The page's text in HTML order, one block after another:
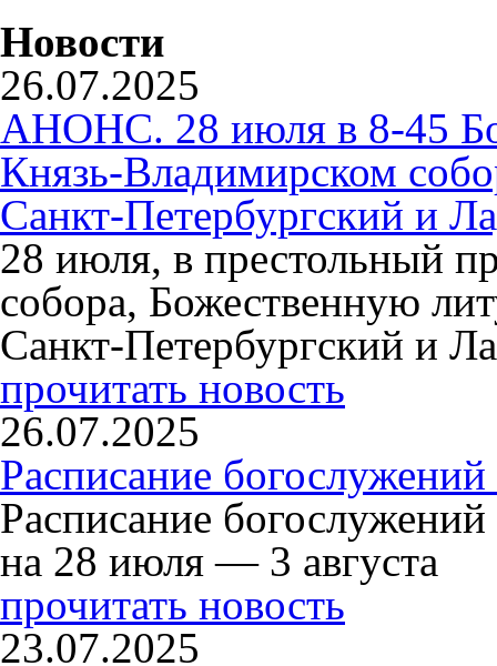
Новости
26.07.2025
АНОНС. 28 июля в 8-45
Князь-Владимирском
Санкт-Петербургский и
28 июля, в престольный
собора, Божественную
Санкт-Петербургский и
прочитать новость
26.07.2025
Расписание
Расписание
на 28 июля — 3 августа
прочитать новость
23.07.2025